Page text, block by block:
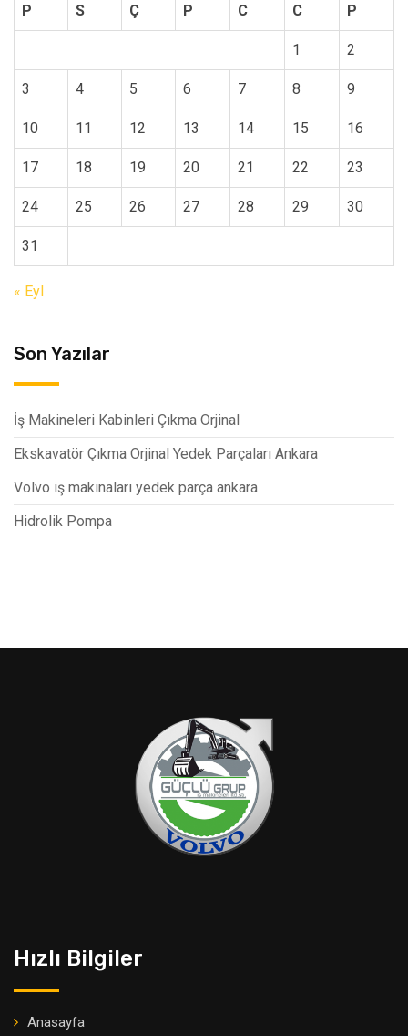
P S Ç P C C P
1 2
3 4 5 6 7 8 9
10 11 12 13 14 15 16
17 18 19 20 21 22 23
24 25 26 27 28 29 30
31
« Eyl
Son Yazılar
İş Makineleri Kabinleri Çıkma Orjinal
Ekskavatör Çıkma Orjinal Yedek Parçaları Ankara
Volvo iş makinaları yedek parça ankara
Hidrolik Pompa
Hızlı Bilgiler
Anasayfa